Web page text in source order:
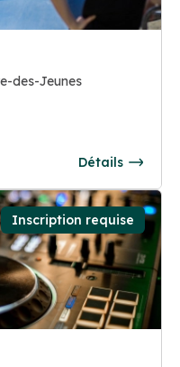
des-Jeunes
Détails
Inscription requise